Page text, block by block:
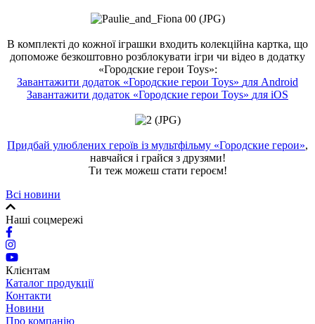
В комплекті до кожної іграшки входить колекційна картка, що
допоможе безкоштовно розблокувати ігри чи відео в додатку
«Городские герои Toys»:
Завантажити додаток «Городские герои Toys» для Android
Завантажити додаток «Городские герои Toys» для iOS
Придбай улюблених героїв із мультфільму «Городские герои»,
навчайся і грайся з друзями!
Ти теж можеш стати героєм!
Всі новини
Наші соцмережі
Клієнтам
Каталог продукції
Контакти
Новини
Про компанію